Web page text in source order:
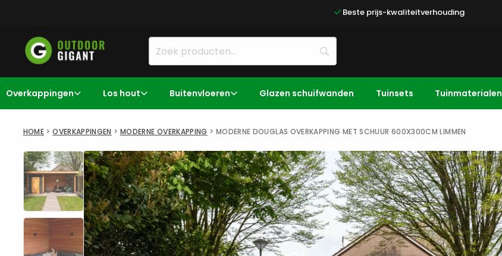
Beste prijs-kwaliteitverhouding
Overkappingen Los hout Buitenvloeren Glazen schuifwanden Tuinsets Tuinmaterialen
HOME >OVERKAPPINGEN > MODERNE OVERKAPPING > MODERNE DOUGLAS OVERKAPPING MET SCHUUR 600X300CM LIMMEN